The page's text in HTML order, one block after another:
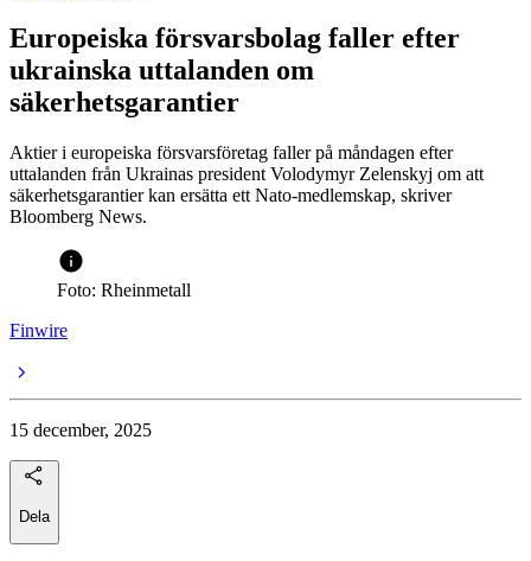
Europeiska försvarsbolag faller efter
ukrainska uttalanden om
säkerhetsgarantier
Aktier i europeiska försvarsföretag faller på måndagen efter
uttalanden från Ukrainas president Volodymyr Zelenskyj om att
säkerhetsgarantier kan ersätta ett Nato-medlemskap, skriver
Bloomberg News.
Foto: Rheinmetall
Finwire
15 december, 2025
Dela